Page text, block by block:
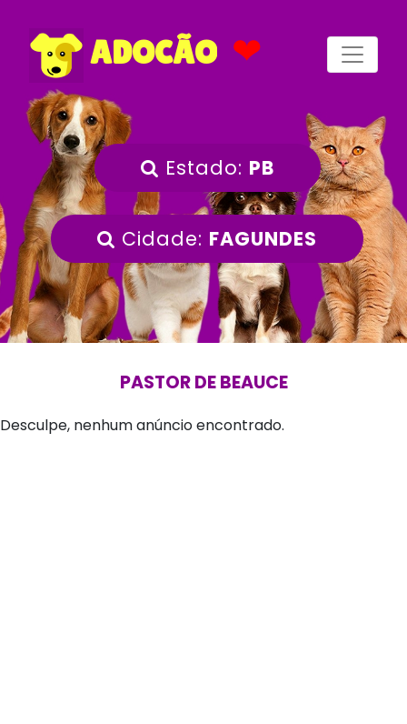
ADOCÃO ❤
Estado: PB
Cidade: FAGUNDES
PASTOR DE BEAUCE
Desculpe, nenhum anúncio encontrado.